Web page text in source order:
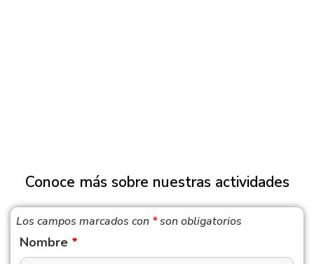
Conoce más sobre nuestras actividades
Los campos marcados con *son obligatorios
Nombre *